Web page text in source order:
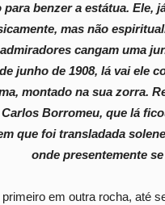
benzer a estátua. Ele,
mas não
cangam uma
junho de 1908, lá vai ele
montado na sua zorra.
Borromeu, que lá
que foi transladada
onde presentemente
em outra rocha, até